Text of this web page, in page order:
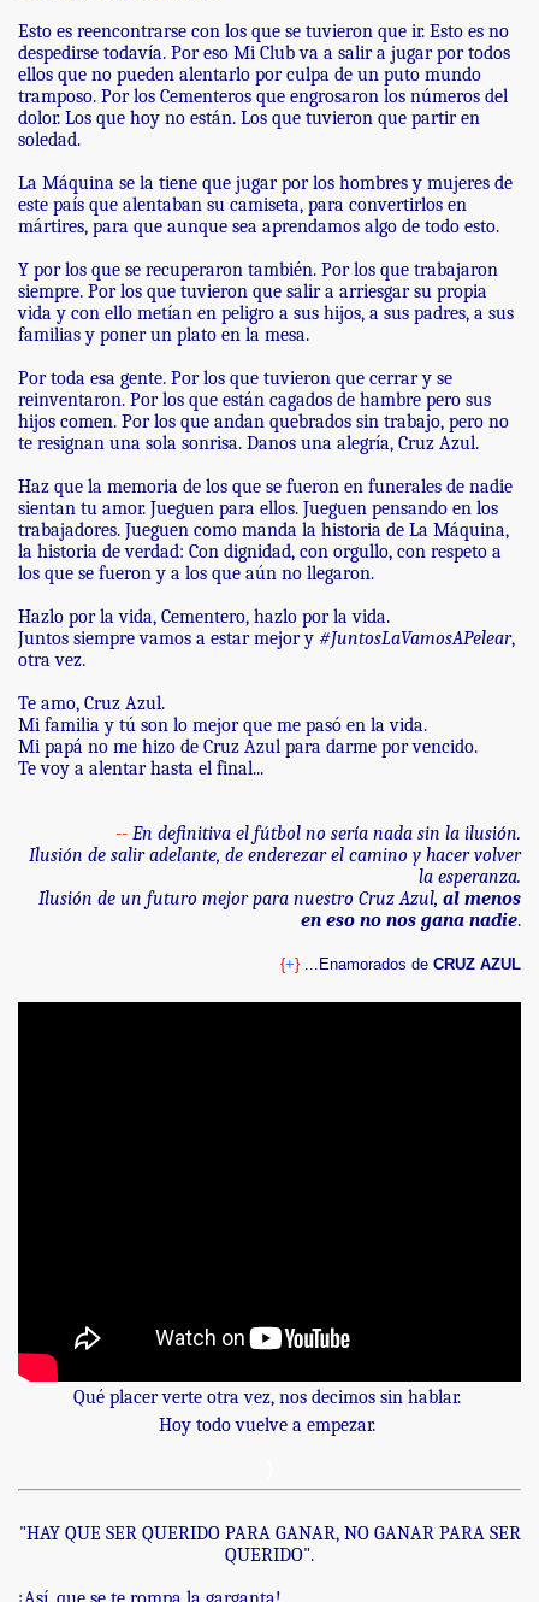
Esto es reencontrarse con los que se tuvieron que ir. Esto es no
despedirse todavía. Por eso Mi Club va a salir a jugar por todos
ellos que no pueden alentarlo por culpa de un puto mundo
tramposo. Por los Cementeros que engrosaron los números del
dolor. Los que hoy no están. Los que tuvieron que partir en
soledad.
La Máquina se la tiene que jugar por los hombres y mujeres de
este país que alentaban su camiseta, para convertirlos en
mártires, para que aunque sea aprendamos algo de todo esto.
Y por los que se recuperaron también. Por los que trabajaron
siempre. Por los que tuvieron que salir a arriesgar su propia
vida y con ello metían en peligro a sus hijos, a sus padres, a sus
familias y poner un plato en la mesa.
Por toda esa gente. Por los que tuvieron que cerrar y se
reinventaron. Por los que están cagados de hambre pero sus
hijos comen. Por los que andan quebrados sin trabajo, pero no
te resignan una sola sonrisa. Danos una alegría, Cruz Azul.
Haz que la memoria de los que se fueron en funerales de nadie
sientan tu amor. Jueguen para ellos. Jueguen pensando en los
trabajadores. Jueguen como manda la historia de La Máquina,
la historia de verdad: Con dignidad, con orgullo, con respeto a
los que se fueron y a los que aún no llegaron.
Hazlo por la vida, Cementero, hazlo por la vida.
Juntos siempre vamos a estar mejor y #JuntosLaVamosAPelear,
otra vez.
Te amo, Cruz Azul.
Mi familia y tú son lo mejor que me pasó en la vida.
Mi papá no me hizo de Cruz Azul para darme por vencido.
Te voy a alentar hasta el final...
-- En definitiva el fútbol no sería nada sin la ilusión.
Ilusión de salir adelante, de enderezar el camino y hacer volver
la esperanza.
Ilusión de un futuro mejor para nuestro Cruz Azul, al menos
en eso no nos gana nadie.
{+} ...Enamorados de CRUZ AZUL
Qué placer verte otra vez, nos decimos sin hablar.
Hoy todo vuelve a empezar.
"HAY QUE SER QUERIDO PARA GANAR, NO GANAR PARA SER
QUERIDO".